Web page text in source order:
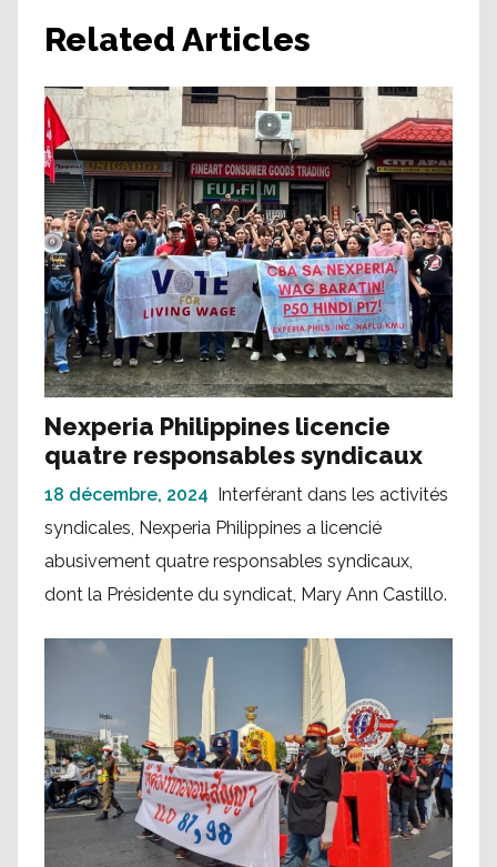
Related Articles
Nexperia Philippines licencie
quatre responsables syndicaux
18 décembre, 2024
Interférant dans les activités
syndicales, Nexperia Philippines a licencié
abusivement quatre responsables syndicaux,
dont la Présidente du syndicat, Mary Ann Castillo.